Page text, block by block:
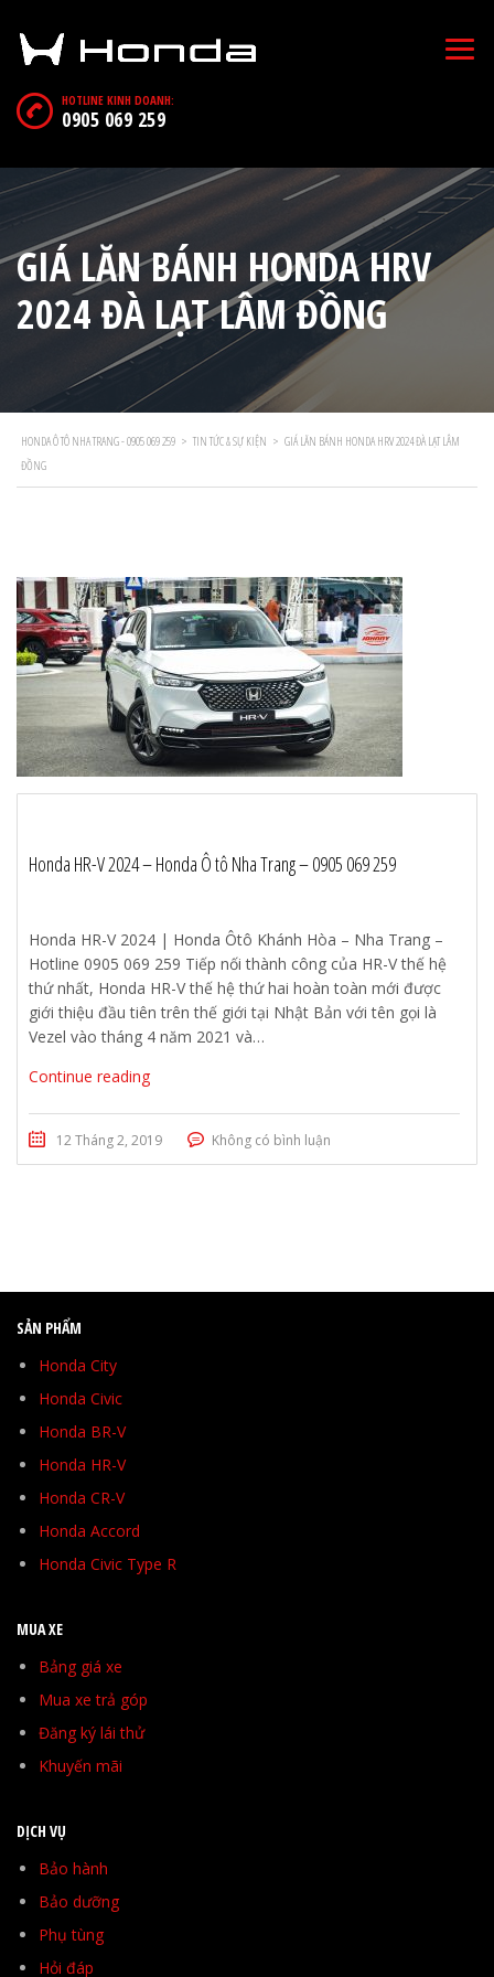
HOTLINE KINH DOANH:
0905 069 259
GIÁ LĂN BÁNH HONDA HRV
2024 ĐÀ LẠT LÂM ĐỒNG
HONDA Ô TÔ NHA TRANG - 0905 069 259 > TIN TỨC & SỰ KIỆN > GIÁ LĂN BÁNH HONDA HRV 2024 ĐÀ LẠT LÂM
ĐỒNG
Honda HR-V 2024 – Honda Ô tô Nha Trang – 0905 069 259
Honda HR-V 2024 | Honda Ôtô Khánh Hòa – Nha Trang –
Hotline 0905 069 259 Tiếp nối thành công của HR-V thế hệ
thứ nhất, Honda HR-V thế hệ thứ hai hoàn toàn mới được
giới thiệu đầu tiên trên thế giới tại Nhật Bản với tên gọi là
Vezel vào tháng 4 năm 2021 và…
Continue reading
12 Tháng 2, 2019 Không có bình luận
SẢN PHẨM
Honda City
Honda Civic
Honda BR-V
Honda HR-V
Honda CR-V
Honda Accord
Honda Civic Type R
MUA XE
Bảng giá xe
Mua xe trả góp
Đăng ký lái thử
Khuyến mãi
DỊCH VỤ
Bảo hành
Bảo dưỡng
Phụ tùng
Hỏi đáp